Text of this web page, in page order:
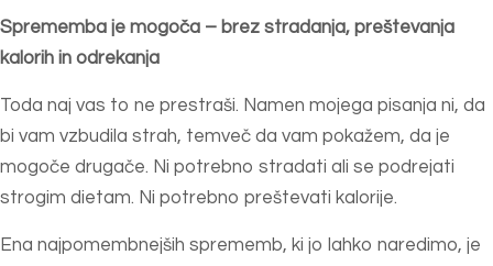
Sprememba je mogoča – brez stradanja, preštevanja
kalorih in odrekanja
Toda naj vas to ne prestraši. Namen mojega pisanja ni, da
bi vam vzbudila strah, temveč da vam pokažem, da je
mogoče drugače. Ni potrebno stradati ali se podrejati
strogim dietam. Ni potrebno preštevati kalorije.
Ena najpomembnejših sprememb, ki jo lahko naredimo, je